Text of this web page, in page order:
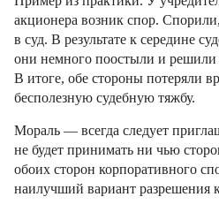
акционера возник спор.
в суд. В результате к середине
они немного поостыли и решили
В итоге, обе стороны потеряли
бесполезную судебную тяжбу.
Мораль — всегда следует
не будет принимать ни чью
обоих сторон корпоративного
наилучший вариант разрешения